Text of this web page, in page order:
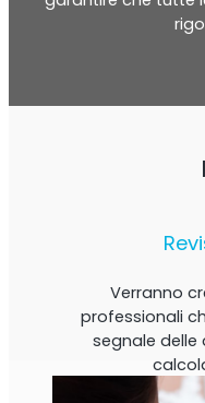
Verranno
professionali
segnale delle